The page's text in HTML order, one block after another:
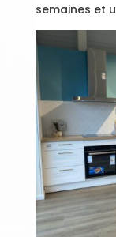
semaines et